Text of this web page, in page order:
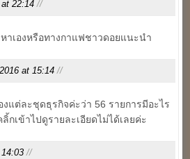
22:14 //
าเองหรือทางกาแฟชาวดอยแนะนำ
at 15:14 //
งแต่ละชุดธุรกิจค่ะว่า 56 รายการมีอะไร
กเข้าไปดูรายละเอียดไม่ได้เลยค่ะ
//